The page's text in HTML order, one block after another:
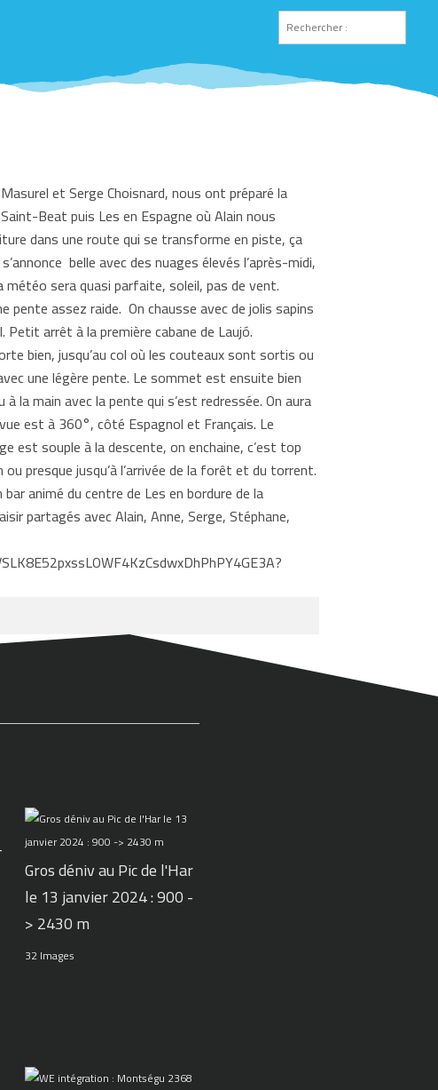
et Serge Choisnard, nous ont préparé la
Beat puis Les en Espagne où Alain nous
dans une route qui se transforme en piste, ça
belle avec des nuages élevés l’après-midi,
météo sera quasi parfaite, soleil, pas de vent.
pente assez raide. On chausse avec de jolis sapins
arrêt à la première cabane de Laujó.
bien, jusqu’au col où les couteaux sont sortis ou
une légère pente. Le sommet est ensuite bien
la main avec la pente qui s’est redressée. On aura
est à 360°, côté Espagnol et Français. Le
est souple à la descente, on enchaine, c’est top
presque jusqu’à l’arrivée de la forêt et du torrent.
animé du centre de Les en bordure de la
partagés avec Alain, Anne, Serge, Stéphane,
Gros déniv au Pic de l'Har
le 13 janvier 2024 : 900 -
> 2430 m
32 Images